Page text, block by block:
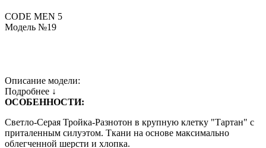
CODE MEN 5
Модель №19
Описание модели:
Подробнее ↓
ОСОБЕННОСТИ:
Светло-Серая Тройка-Разнотон в крупную клетку "Тартан" с
приталенным силуэтом. Ткани на основе максимально
облегченной шерсти и хлопка.